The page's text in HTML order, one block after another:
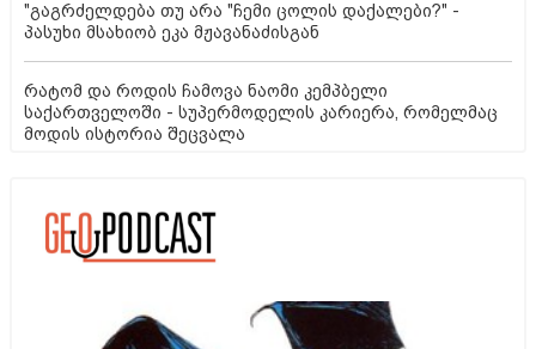
"გაგრძელდება თუ არა "ჩემი ცოლის დაქალები?" -
პასუხი მსახიობ ეკა მჟავანაძისგან
რატომ და როდის ჩამოვა ნაომი კემპბელი
საქართველოში - სუპერმოდელის კარიერა, რომელმაც
მოდის ისტორია შეცვალა